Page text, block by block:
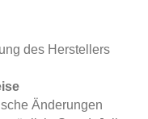
des Herstellers
Änderungen